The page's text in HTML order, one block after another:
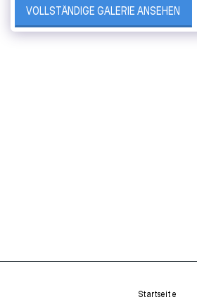
VOLLSTÄNDIGE GALERIE ANSEHEN
Startseite